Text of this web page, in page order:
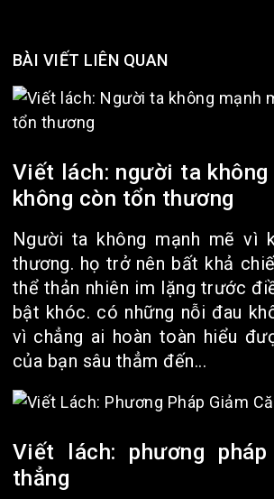
BÀI VIẾT LIÊN QUAN
Viết lách: người ta không
không còn tổn thương
Người ta không mạnh mẽ vì
thương. họ trở nên bất khả
thể thản nhiên im lặng trước
bật khóc. có những nỗi đau
vì chẳng ai hoàn toàn hiểu
của bạn sâu thẳm đến...
Viết lách: phương
thẳng